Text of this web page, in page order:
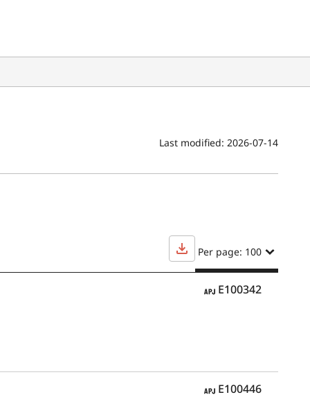
Last modified:2026-07-14
Per page: 100
APJ
E100342
APJ
E100446